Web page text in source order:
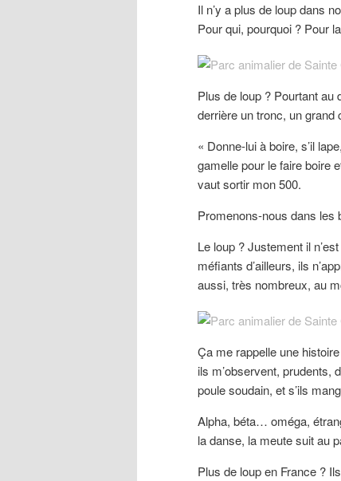
Il n’y a plus de loup dans
Pour qui, pourquoi ? Pour
Plus de loup ? Pourtant au
derrière un tronc, un grand
« Donne-lui à boire, s’il
gamelle pour le faire boire
vaut sortir mon 500.
Promenons-nous dans les
Le loup ? Justement il
méfiants d’ailleurs, ils
aussi, très nombreux, au
Ça me rappelle une
ils m’observent, prudents,
poule soudain, et s’ils
Alpha, béta… oméga,
la danse, la meute suit au
Plus de loup en France ?